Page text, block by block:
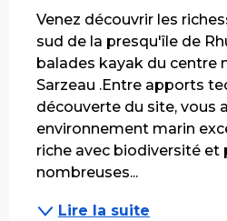
Venez découvrir les
sud de la presqu'île de
balades kayak du centre
Sarzeau .Entre apports
découverte du site, vous
environnement marin
riche avec biodiversité et
nombreuses...
Lire la suite